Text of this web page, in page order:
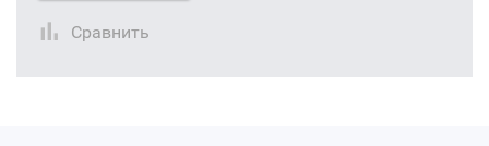
Сравнить